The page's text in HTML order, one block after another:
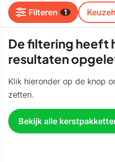
Filteren 1
De filtering heeft
resultaten
Klik hieronder op de knop
zetten.
Bekijk alle